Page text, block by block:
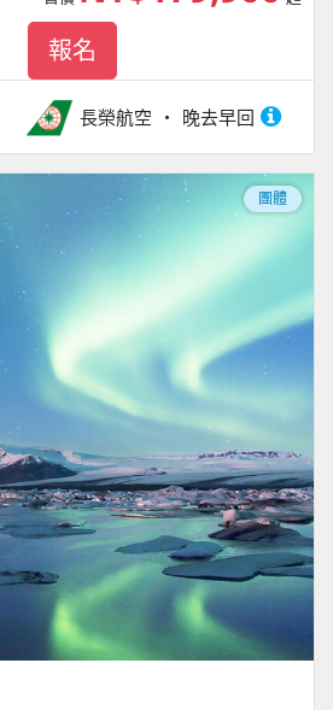
長榮航空 晚去早回
報名
團體